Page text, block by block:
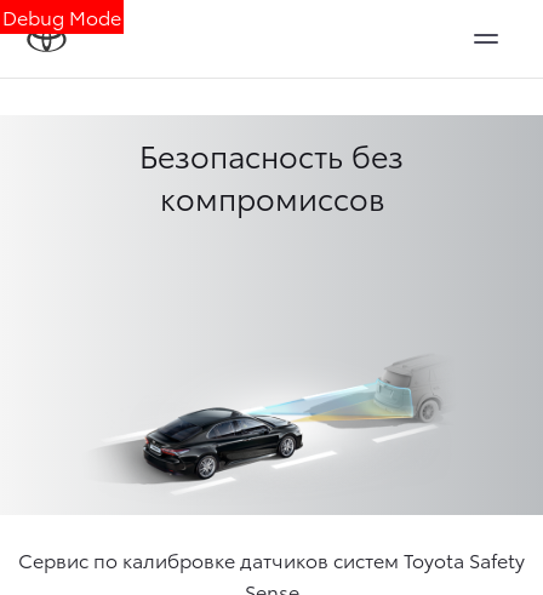
Debug Mode
Безопасность без
компромиссов
Сервис по калибровке датчиков систем Toyota Safety